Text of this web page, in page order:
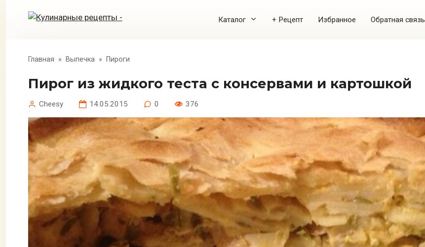
Каталог + Рецепт Избранное Обратная связь
Главная » Выпечка » Пироги
Пирог из жидкого теста с консервами и картошкой
Cheesy 14.05.2015 0 376